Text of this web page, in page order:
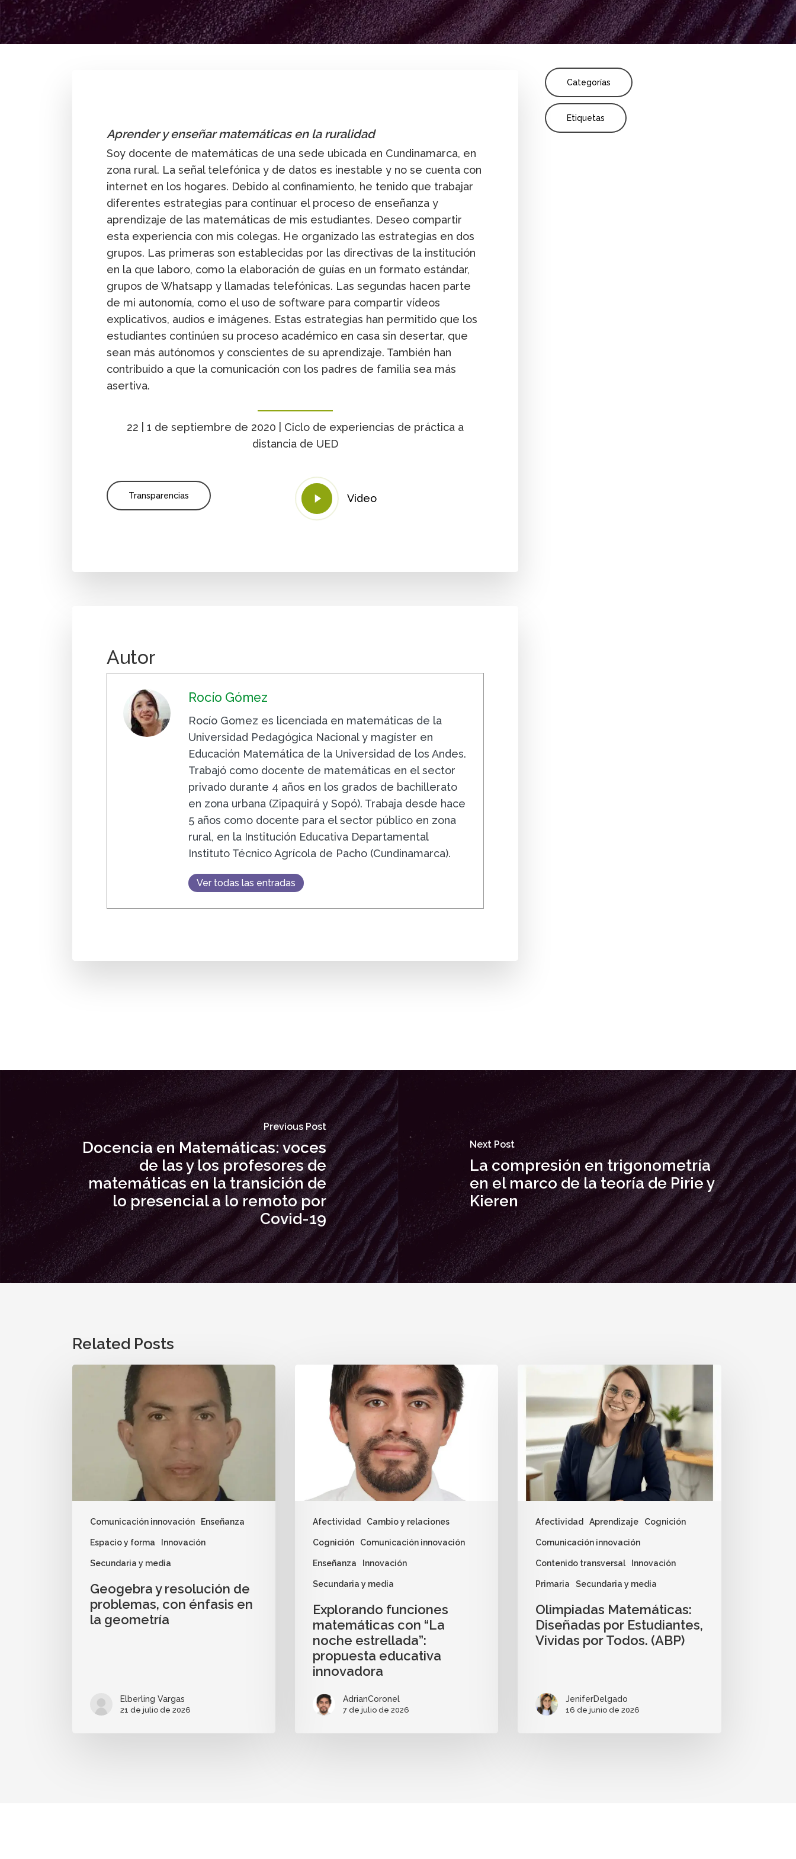
Share
Aprender y enseñar matemáticas en la ruralidad
Soy docente de matemáticas de una sede ubicada en Cundinamarca, en
zona rural. La señal telefónica y de datos es inestable y no se cuenta con
internet en los hogares. Debido al confinamiento, he tenido que trabajar
diferentes estrategias para continuar el proceso de enseñanza y
aprendizaje de las matemáticas de mis estudiantes. Deseo compartir
esta experiencia con mis colegas. He organizado las estrategias en dos
grupos. Las primeras son establecidas por las directivas de la institución
en la que laboro, como la elaboración de guías en un formato estándar,
grupos de Whatsapp y llamadas telefónicas. Las segundas hacen parte
de mi autonomía, como el uso de software para compartir vídeos
explicativos, audios e imágenes. Estas estrategias han permitido que los
estudiantes continúen su proceso académico en casa sin desertar, que
sean más autónomos y conscientes de su aprendizaje. También han
contribuido a que la comunicación con los padres de familia sea más
asertiva.
22 | 1 de septiembre de 2020 | Ciclo de experiencias de práctica a
distancia de UED
Transparencias
Play
Video
Video
Autor
Rocío Gómez
Rocío Gomez es licenciada en matemáticas de la
Universidad Pedagógica Nacional y magíster en
Educación Matemática de la Universidad de los Andes.
Trabajó como docente de matemáticas en el sector
privado durante 4 años en los grados de bachillerato
en zona urbana (Zipaquirá y Sopó). Trabaja desde hace
5 años como docente para el sector público en zona
rural, en la Institución Educativa Departamental
Instituto Técnico Agrícola de Pacho (Cundinamarca).
Ver todas las entradas
Categorías
Etiquetas
Previous Post
Docencia en Matemáticas: voces
de las y los profesores de
matemáticas en la transición de
lo presencial a lo remoto por
Covid-19
Next Post
La compresión en trigonometría
en el marco de la teoría de Pirie y
Kieren
Related Posts
Comunicación innovación Enseñanza
Espacio y forma Innovación
Secundaria y media
Geogebra y resolución de
problemas, con énfasis en
la geometría
Elberling Vargas
21 de julio de 2026
Afectividad Cambio y relaciones
Cognición Comunicación innovación
Enseñanza Innovación
Secundaria y media
Explorando funciones
matemáticas con “La
noche estrellada”:
propuesta educativa
innovadora
AdrianCoronel
7 de julio de 2026
Afectividad Aprendizaje Cognición
Comunicación innovación
Contenido transversal Innovación
Primaria Secundaria y media
Olimpiadas Matemáticas:
Diseñadas por Estudiantes,
Vividas por Todos. (ABP)
JeniferDelgado
16 de junio de 2026